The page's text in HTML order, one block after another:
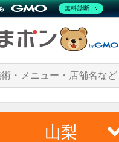
山梨
無料診断